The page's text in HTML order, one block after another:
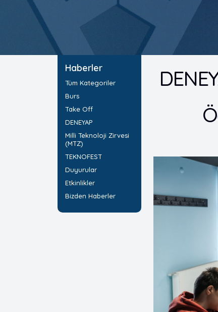
Haberler
Tüm Kategoriler
Burs
Take Off
DENEYAP
Milli Teknoloji Zirvesi
(MTZ)
TEKNOFEST
Duyurular
Etkinlikler
Bizden Haberler